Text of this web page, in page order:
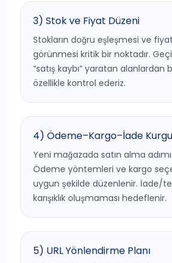
3) Stok ve Fiyat Düzeni
Stokların doğru eşleşmesi ve
görünmesi kritik bir noktadır.
“satış kaybı” yaratan alanlardan
özellikle kontrol ederiz.
4) Ödeme–Kargo–İade
Yeni mağazada satın alma adımı
Ödeme yöntemleri ve kargo
uygun şekilde düzenlenir. İade/
karışıklık oluşmaması hedeflenir.
5) URL Yönlendirme Planı